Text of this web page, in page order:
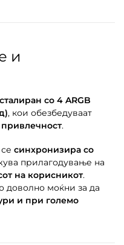
и
со 4 ARGB
, кои обезбедуваат
.
синхронизира со
прилагодување на
на корисникот.
доволно моќни за да
и при големо